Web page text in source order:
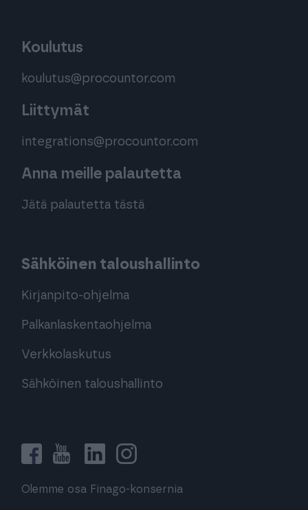
Koulutus
koulutus@procountor.com
Liittymät
integrations@procountor.com
Anna meille palautetta
Jätä palautetta tästä
Sähköinen taloushallinto
Kirjanpito-ohjelma
Palkanlaskentaohjelma
Verkkolaskutus
Sähköinen taloushallinto
Olemme osa Finago-konsernia